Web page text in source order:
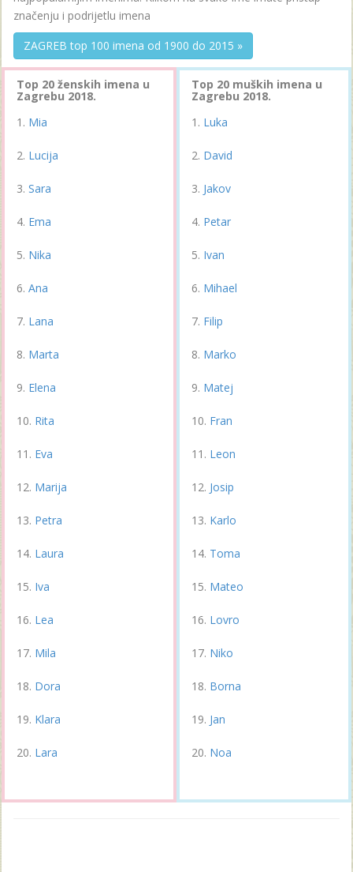
značenju i podrijetlu imena
ZAGREB top 100 imena od 1900 do 2015 »
Top 20 ženskih imena u
Zagrebu 2018.
Mia
Lucija
Sara
Ema
Nika
Ana
Lana
Marta
Elena
Rita
Eva
Marija
Petra
Laura
Iva
Lea
Mila
Dora
Klara
Lara
Top 20 muških imena u
Zagrebu 2018.
Luka
David
Jakov
Petar
Ivan
Mihael
Filip
Marko
Matej
Fran
Leon
Josip
Karlo
Toma
Mateo
Lovro
Niko
Borna
Jan
Noa